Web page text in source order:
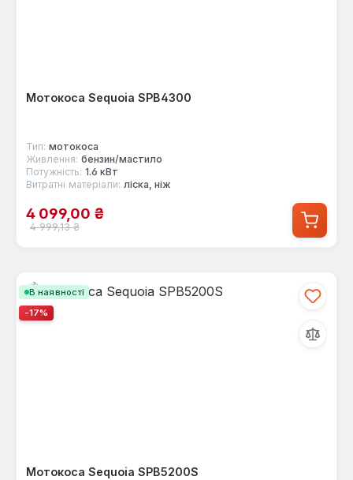
Мотокоса Sequoia SPB4300
Тип: мотокоса
Живлення: бензин/мастило
Потужність: 1.6 кВт
Витратні матеріали: ліска, ніж
Ціна продажу:
4 099,00 ₴
Звичайна ціна:
4 999,13 ₴
В наявності
-17%
Мотокоса Sequoia SPB5200S